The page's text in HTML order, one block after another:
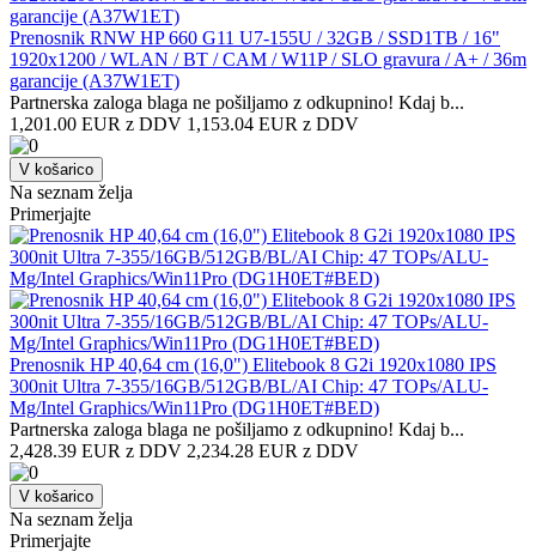
Prenosnik RNW HP 660 G11 U7-155U / 32GB / SSD1TB / 16"
1920x1200 / WLAN / BT / CAM / W11P / SLO gravura / A+ / 36m
garancije (A37W1ET)
Partnerska zaloga blaga ne pošiljamo z odkupnino! ​Kdaj b...
1,201.00 EUR z DDV 1,153.04 EUR z DDV
V košarico
Na seznam želja
Primerjajte
Prenosnik HP 40,64 cm (16,0") Elitebook 8 G2i 1920x1080 IPS
300nit Ultra 7-355/16GB/512GB/BL/AI Chip: 47 TOPs/ALU-
Mg/Intel Graphics/Win11Pro (DG1H0ET#BED)
Partnerska zaloga blaga ne pošiljamo z odkupnino! ​Kdaj b...
2,428.39 EUR z DDV 2,234.28 EUR z DDV
V košarico
Na seznam želja
Primerjajte